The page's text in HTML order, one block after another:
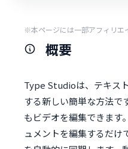
※本ページには一部アフィリエ
概要
Type Studioは、テキス
する新しい簡単な方法で
もビデオを編集できます
ュメントを編集するだけ